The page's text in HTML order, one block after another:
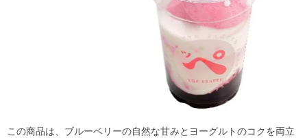
この商品は、ブルーベリーの自然な甘みとヨーグルトのコクを両立